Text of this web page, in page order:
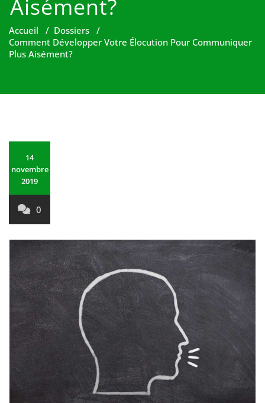
Aisément?
Accueil / Dossiers /
Comment Développer Votre Élocution Pour Communiquer
Plus Aisément?
14
novembre
2019
0